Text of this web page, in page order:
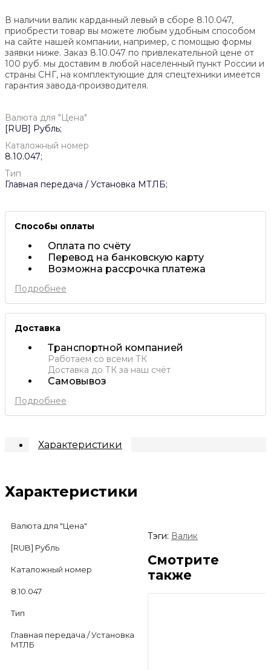
В наличии валик карданный левый в сборе 8.10.047,
приобрести товар вы можете любым удобным способом
на сайте нашей компании, например, с помощью формы
заявки ниже. Заказ 8.10.047 по привлекательной цене от
100 руб. мы доставим в любой населенный пункт России и
страны СНГ, на комплектующие для спецтехники имеется
гарантия завода-производителя.
Валюта для "Цена"
[RUB] Рубль;
Каталожный номер
8.10.047;
Тип
Главная передача / Установка МТЛБ;
Способы оплаты
Оплата по счёту
Перевод на банковскую карту
Возможна рассрочка платежа
Подробнее
Доставка
Транспортной компанией
Работаем со всеми ТК
Доставка до ТК за наш счёт
Самовывоз
Подробнее
Характеристики
Характеристики
Валюта для "Цена"
[RUB] Рубль
Каталожный номер
8.10.047
Тип
Главная передача / Установка
МТЛБ
Тэги: Валик
Смотрите
также